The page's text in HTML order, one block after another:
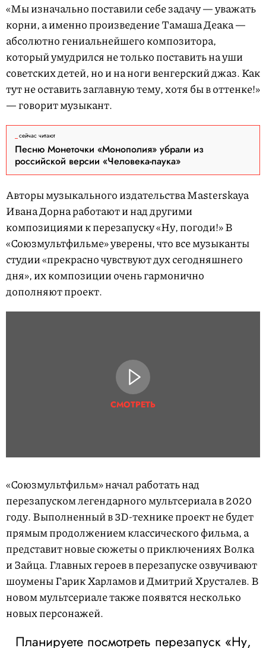
«Мы изначально поставили себе задачу — уважать
корни, а именно произведение Тамаша Деака —
абсолютно гениальнейшего композитора,
который умудрился не только поставить на уши
советских детей, но и на ноги венгерский джаз. Как
тут не оставить заглавную тему, хотя бы в оттенке!»
— говорит музыкант.
сейчас читают
Песню Монеточки «Монополия» убрали из
российской версии «Человека-паука»
Авторы музыкального издательства Masterskaya
Ивана Дорна работают и над другими
композициями к перезапуску «Ну, погоди!» В
«Союзмультфильме» уверены, что все музыканты
студии «прекрасно чувствуют дух сегодняшнего
дня», их композиции очень гармонично
дополняют проект.
СМОТРЕТЬ
«Союзмультфильм» начал работать над
перезапуском легендарного мультсериала в 2020
году. Выполненный в 3D-технике проект не будет
прямым продолжением классического фильма, а
представит новые сюжеты о приключениях Волка
и Зайца. Главных героев в перезапуске озвучивают
шоумены Гарик Харламов и Дмитрий Хрусталев. В
новом мультсериале также появятся несколько
новых персонажей.
Планируете посмотреть перезапуск «Ну,